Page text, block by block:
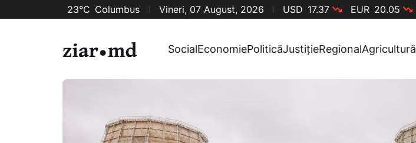
23°C Columbus Vineri, 07 August, 2026 USD 17.37 EUR 20.05
SocialEconomiePoliticăJustițieRegionalAgricultură